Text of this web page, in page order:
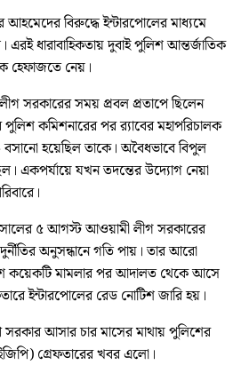
বিরুদ্ধে ইন্টারপোলের মাধ্যমে
এরই ধারাবাহিকতায় দুবাই পুলিশ আন্তর্জাতিক
হেফাজতে নেয়।
সরকারের সময় প্রবল প্রতাপে ছিলেন
কমিশনারের পর র‌্যাবের মহাপরিচালক
হয়েছিল তাকে। অবৈধভাবে বিপুল
একপর্যায়ে যখন তদন্তের উদ্যোগ নেয়া
৫ আগস্ট আওয়ামী লীগ সরকারের
অনুসন্ধানে গতি পায়। তার আরো
কয়েকটি মামলার পর আদালত থেকে আসে
ইন্টারপোলের রেড নোটিশ জারি হয়।
সরকার আসার চার মাসের মাথায় পুলিশের
গ্রেফতারের খবর এলো।